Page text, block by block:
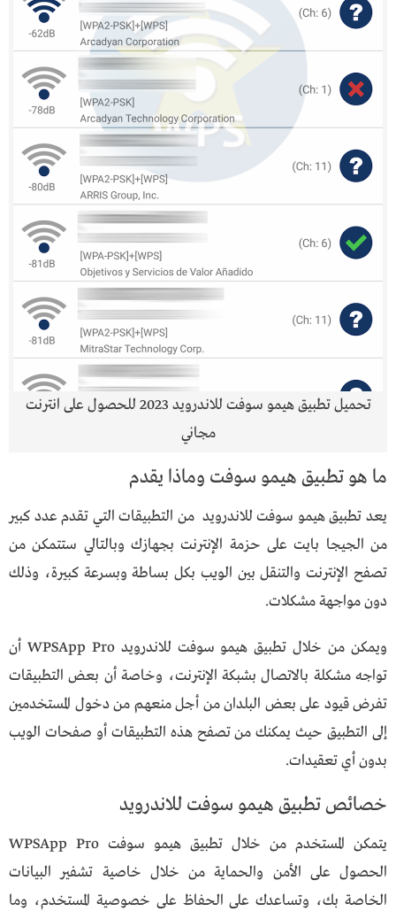
تحميل تطبيق هيمو سوفت للاندرويد 2023 للحصول على انترنت
مجاني
ما هو تطبيق هيمو سوفت وماذا يقدم
يعد تطبيق هيمو سوفت للاندرويد من التطبيقات التي تقدم عدد كبير
من الجيجا بايت على حزمة الإنترنت بجهازك وبالتالي ستتمكن من
تصفح الإنترنت والتنقل بين الويب بكل بساطة وبسرعة كبيرة، وذلك
دون مواجهة مشكلات.
ويمكن من خلال تطبيق هيمو سوفت للاندرويد WPSApp Pro أن
تواجه مشكلة بالاتصال بشبكة الإنترنت، وخاصة أن بعض التطبيقات
تفرض قيود على بعض البلدان من أجل منعهم من دخول المستخدمين
إلى التطبيق حيث يمكنك من تصفح هذه التطبيقات أو صفحات الويب
بدون أي تعقيدات.
خصائص تطبيق هيمو سوفت للاندرويد
يتمكن المستخدم من خلال تطبيق هيمو سوفت WPSApp Pro
الحصول على الأمن والحماية من خلال خاصية تشفير البيانات
الخاصة بك، وتساعدك على الحفاظ على خصوصية المستخدم، وما